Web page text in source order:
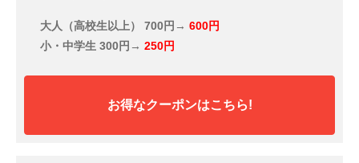
大人（高校生以上） 700円→ 600円
小・中学生 300円→ 250円
お得なクーポンはこちら!